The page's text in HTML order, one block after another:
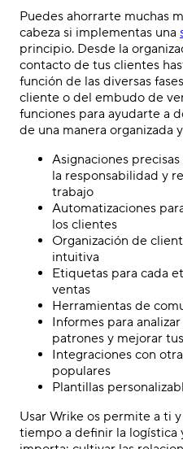
Puedes ahorrarte muchas
cabeza si implementas una
principio. Desde la
contacto de tus clientes
función de las diversas
cliente o del embudo de
funciones para ayudarte a
de una manera organizada
Asignaciones
la responsabilidad y
trabajo
Automatizaciones
los clientes
Organización de
intuitiva
Etiquetas para cada
ventas
Herramientas de
Informes para
patrones y mejorar
Integraciones con
populares
Plantillas
Usar Wrike os permite a ti
tiempo a definir la logística